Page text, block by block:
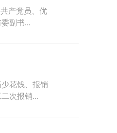
产党员、优
副书...
花钱、报销
次报销...